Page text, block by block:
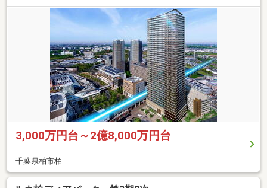
3,000万円台～2億8,000万円台
千葉県柏市柏